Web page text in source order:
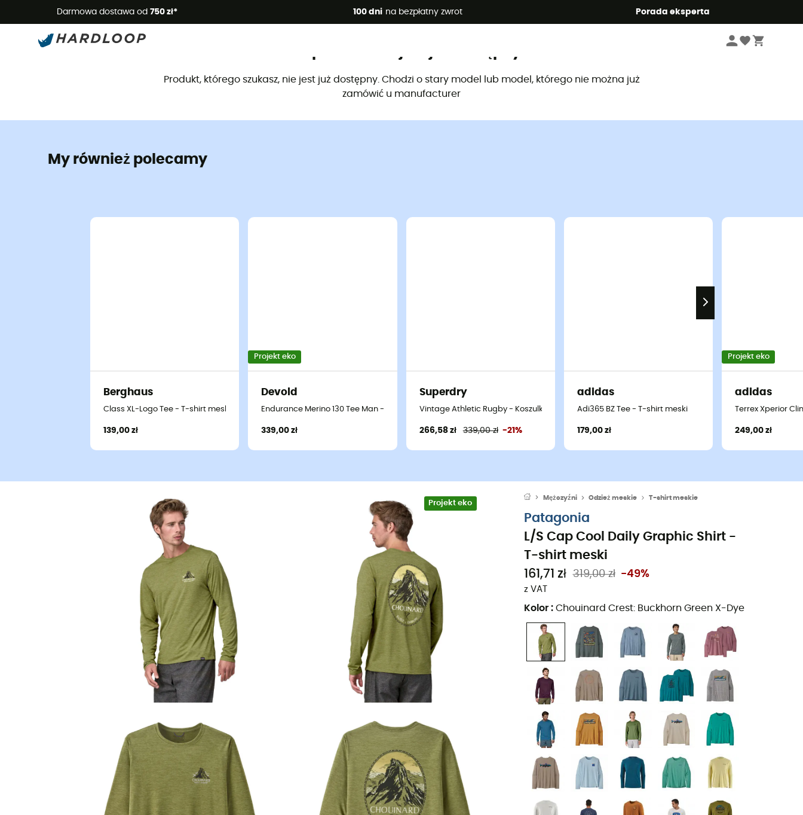
Darmowa dostawa od 750 zł* 100 dni na bezpłatny zwrot Porada eksperta
Letnie promocje 🔥 -5% DODATKOWO przy zakupie 2 produktów*, kod Summer5
Produkt, którego szukasz, nie jest już dostępny. Chodzi o stary model lub model, którego nie można już
zamówić u manufacturer
My również polecamy
Berghaus
Class XL-Logo Tee - T-shirt meski
139,00 zł
Projekt eko
Devold
Endurance Merino 130 Tee Man - T-shirt meski
339,00 zł
Superdry
Vintage Athletic Rugby - Koszulka polo meska
266,58 zł 339,00 zł -21%
adidas
Adi365 BZ Tee - T-shirt meski
179,00 zł
Projekt eko
adidas
Terrex Xperior
249,00 zł
Projekt eko
Mężczyźni Odzież meskie T-shirt meskie
Patagonia
L/S Cap Cool Daily Graphic Shirt -
T-shirt meski
161,71 zł 319,00 zł -49%
z VAT
Kolor : Chouinard Crest: Buckhorn Green X-Dye